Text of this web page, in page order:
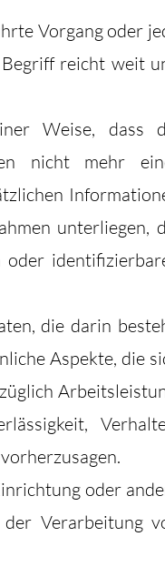
Vorgang oder
reicht weit
Weise, dass
nicht mehr
unterliegen,
oder
die darin
Aspekte, die
oder
Verarbeitung